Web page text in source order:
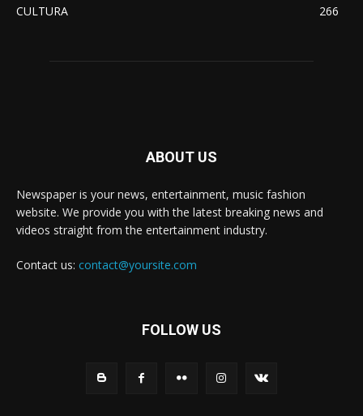
CULTURA
266
ABOUT US
Newspaper is your news, entertainment, music fashion
website. We provide you with the latest breaking news and
videos straight from the entertainment industry.
Contact us: contact@yoursite.com
FOLLOW US